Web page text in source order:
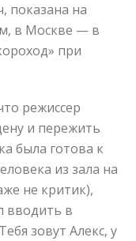
показана на
м, в Москве — в
при
режиссер
и пережить
была готова к
из зала на
не критик),
вводить в
зовут Алекс, у